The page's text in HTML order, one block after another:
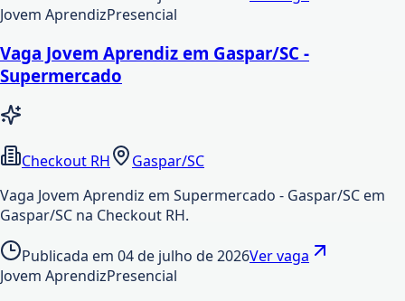
Jovem AprendizPresencial
Vaga Jovem Aprendiz em Gaspar/SC -
Supermercado
Checkout RH
Gaspar/SC
Vaga Jovem Aprendiz em Supermercado - Gaspar/SC em
Gaspar/SC na Checkout RH.
Publicada em 04 de julho de 2026Ver vaga
Jovem AprendizPresencial